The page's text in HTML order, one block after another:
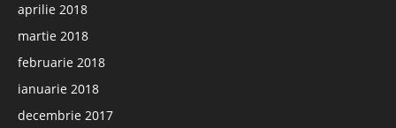
aprilie 2018
martie 2018
februarie 2018
ianuarie 2018
decembrie 2017